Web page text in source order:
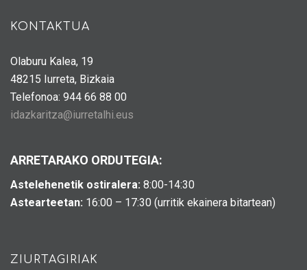
KONTAKTUA
Olaburu Kalea, 19
48215 Iurreta, Bizkaia
Telefonoa: 944 66 88 00
idazkaritza@iurretalhi.eus
ARRETARAKO ORDUTEGIA:
Astelehenetik ostiralera: 8:00-14:30
Astearteetan: 16:00 – 17:30 (urritik ekainera bitartean)
ZIURTAGIRIAK